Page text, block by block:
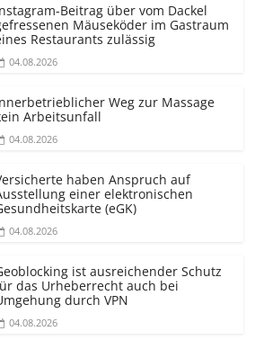
Beitrag über vom Dackel
Mäuseköder im Gastraum
Restaurants zulässig
04.08.2026
Weg zur Massage
Arbeitsunfall
04.08.2026
haben Anspruch auf
einer elektronischen
(eGK)
04.08.2026
ist ausreichender Schutz
das Urheberrecht auch bei
durch VPN
04.08.2026